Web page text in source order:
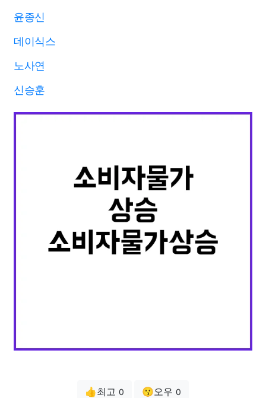
윤종신
데이식스
노사연
신승훈
👍최고 0 😗오우 0